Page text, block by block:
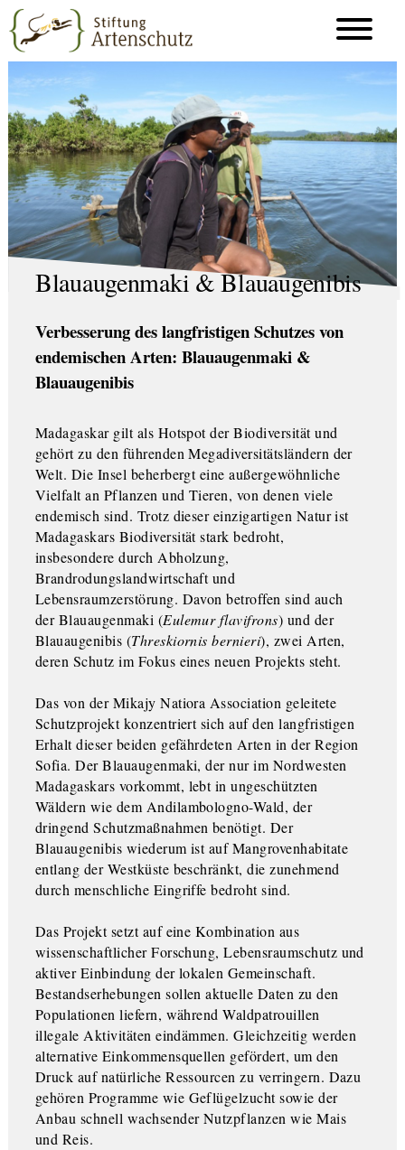
Blauaugenmaki & Blauaugenibis
Verbesserung des langfristigen Schutzes von
endemischen Arten: Blauaugenmaki &
Blauaugenibis
Madagaskar gilt als Hotspot der Biodiversität und
gehört zu den führenden Megadiversitätsländern der
Welt. Die Insel beherbergt eine außergewöhnliche
Vielfalt an Pflanzen und Tieren, von denen viele
endemisch sind. Trotz dieser einzigartigen Natur ist
Madagaskars Biodiversität stark bedroht,
insbesondere durch Abholzung,
Brandrodungslandwirtschaft und
Lebensraumzerstörung. Davon betroffen sind auch
der Blauaugenmaki (Eulemur flavifrons) und der
Blauaugenibis (Threskiornis bernieri), zwei Arten,
deren Schutz im Fokus eines neuen Projekts steht.
Das von der Mikajy Natiora Association geleitete
Schutzprojekt konzentriert sich auf den langfristigen
Erhalt dieser beiden gefährdeten Arten in der Region
Sofia. Der Blauaugenmaki, der nur im Nordwesten
Madagaskars vorkommt, lebt in ungeschützten
Wäldern wie dem Andilambologno-Wald, der
dringend Schutzmaßnahmen benötigt. Der
Blauaugenibis wiederum ist auf Mangrovenhabitate
entlang der Westküste beschränkt, die zunehmend
durch menschliche Eingriffe bedroht sind.
Das Projekt setzt auf eine Kombination aus
wissenschaftlicher Forschung, Lebensraumschutz und
aktiver Einbindung der lokalen Gemeinschaft.
Bestandserhebungen sollen aktuelle Daten zu den
Populationen liefern, während Waldpatrouillen
illegale Aktivitäten eindämmen. Gleichzeitig werden
alternative Einkommensquellen gefördert, um den
Druck auf natürliche Ressourcen zu verringern. Dazu
gehören Programme wie Geflügelzucht sowie der
Anbau schnell wachsender Nutzpflanzen wie Mais
und Reis.